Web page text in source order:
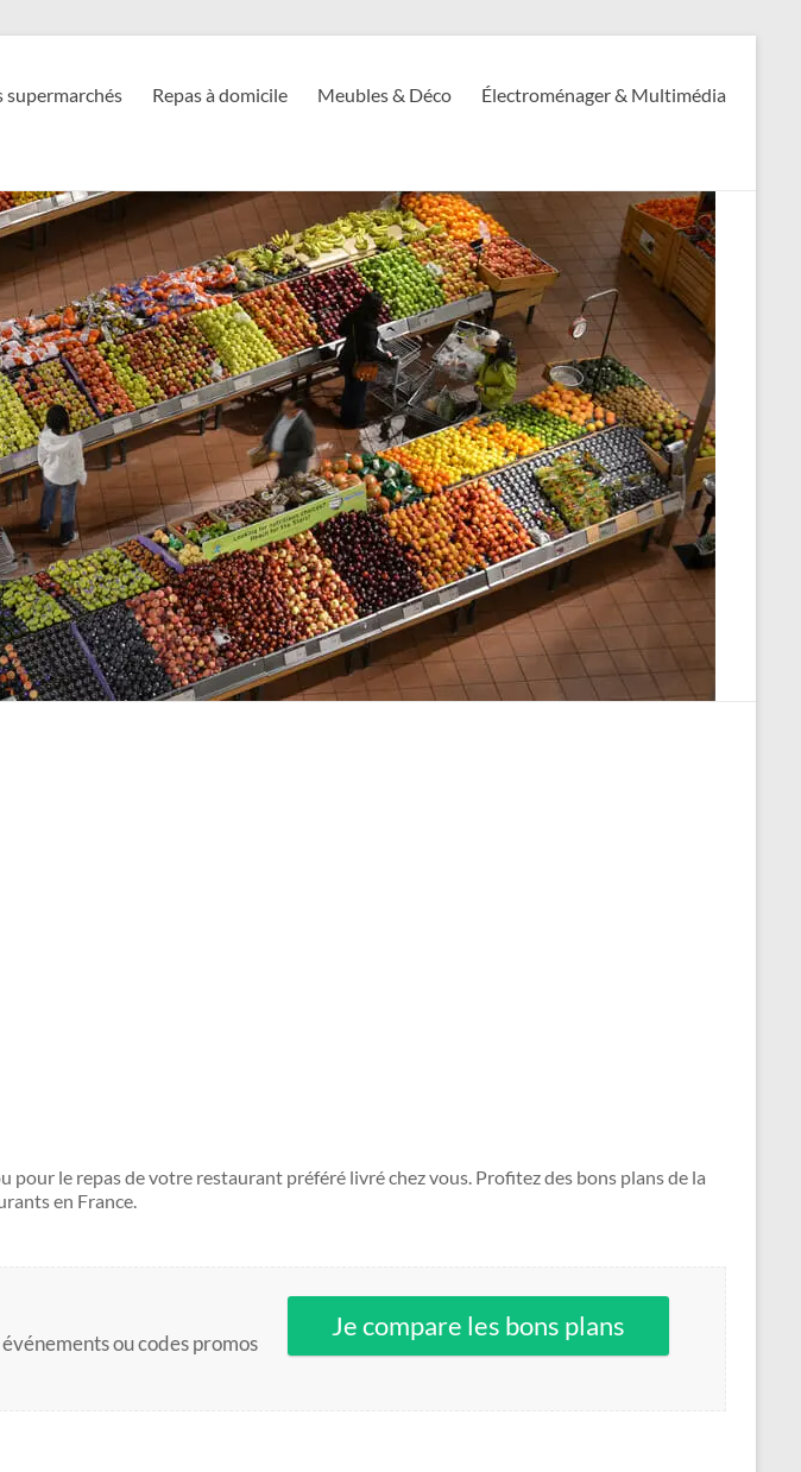
supermarchés Repas à domicile Meubles & Déco Électroménager & Multimédia
le repas de votre restaurant préféré livré chez vous. Profitez des bons plans de la
en France.
ou codes promos
Je compare les bons plans